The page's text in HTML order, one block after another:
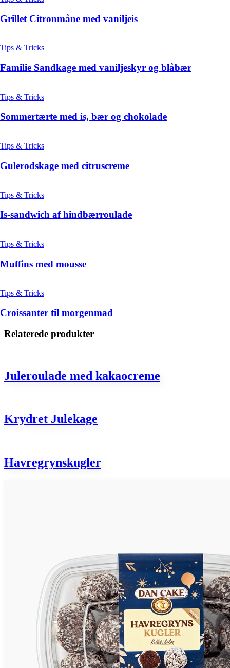
Grillet Citronmåne med vaniljeis
Tips & Tricks
Familie Sandkage med vaniljeskyr og blåbær
Tips & Tricks
Sommertærte med is, bær og chokolade
Tips & Tricks
Gulerodskage med citruscreme
Tips & Tricks
Is-sandwich af hindbærroulade
Tips & Tricks
Muffins med mousse
Tips & Tricks
Croissanter til morgenmad
Relaterede produkter
Juleroulade med kakaocreme
Krydret Julekage
Havregrynskugler